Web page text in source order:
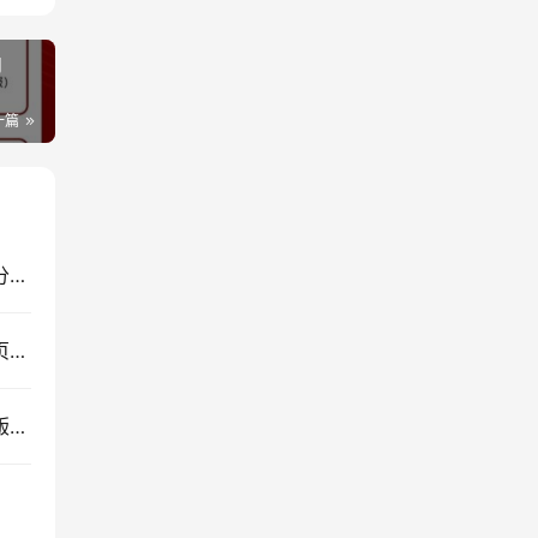
篇
电信星云卡靠谱吗？（首月0月租95G大流量+100分钟通话）
电信网上营业厅官网地址（中国电信网上营业厅网页登录 ）
中国电信29元星卡申请入口（电信星卡39元2023版怎么办理）